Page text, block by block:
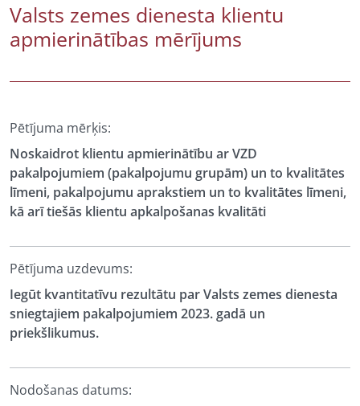
Valsts zemes dienesta klientu
apmierinātības mērījums
Pētījuma mērķis:
Noskaidrot klientu apmierinātību ar VZD
pakalpojumiem (pakalpojumu grupām) un to kvalitātes
līmeni, pakalpojumu aprakstiem un to kvalitātes līmeni,
kā arī tiešās klientu apkalpošanas kvalitāti
Pētījuma uzdevums:
Iegūt kvantitatīvu rezultātu par Valsts zemes dienesta
sniegtajiem pakalpojumiem 2023. gadā un
priekšlikumus.
Nodošanas datums: